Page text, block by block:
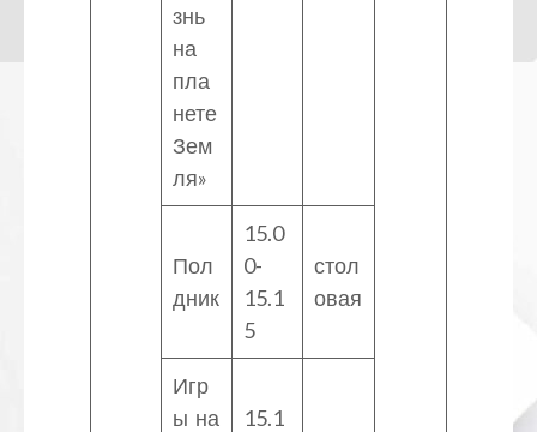
знь
на
пла
нете
Зем
ля»
Пол
дник
15.0
0-
15.1
5
стол
овая
Игр
ы на
15.1